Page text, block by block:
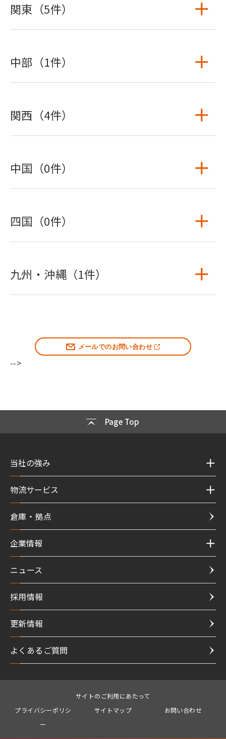
関東（5件）
中部（1件）
関西（4件）
中国（0件）
四国（0件）
九州・沖縄（1件）
メールでのお問い合わせ
-->
Page Top
当社の強み
物流サービス
倉庫・拠点
企業情報
ニュース
採用情報
更新情報
よくあるご質問
サイトのご利用にあたって
プライバシーポリシ
ー
サイトマップ お問い合わせ